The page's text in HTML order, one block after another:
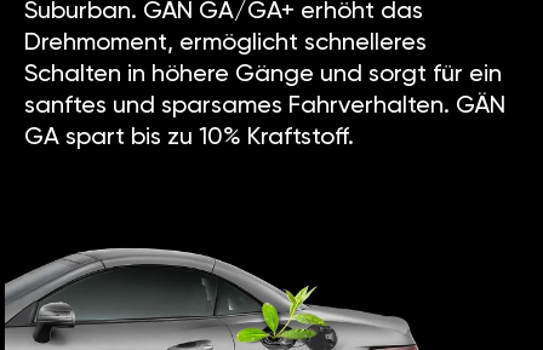
Suburban. GÄN GA/GA+ erhöht das
Drehmoment, ermöglicht schnelleres
Schalten in höhere Gänge und sorgt für ein
sanftes und sparsames Fahrverhalten. GÄN
GA spart bis zu 10% Kraftstoff.